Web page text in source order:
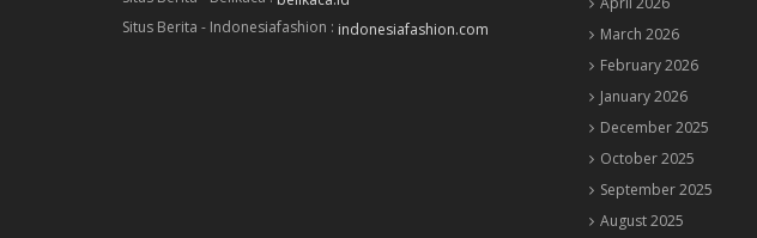
Situs Berita - Indonesiafashion : indonesiafashion.com
March 2026
February 2026
January 2026
December 2025
October 2025
September 2025
August 2025